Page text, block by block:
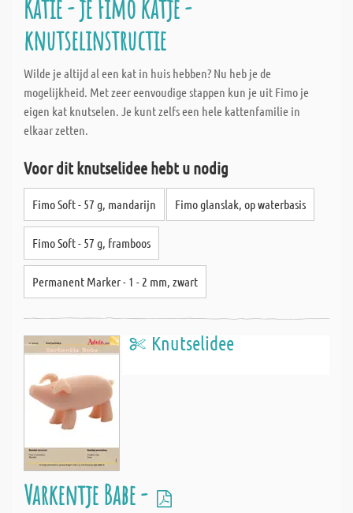
Katie - je Fimo katje -
knutselinstructie
Wilde je altijd al een kat in huis hebben? Nu heb je de
mogelijkheid. Met zeer eenvoudige stappen kun je uit Fimo je
eigen kat knutselen. Je kunt zelfs een hele kattenfamilie in
elkaar zetten.
Voor dit knutselidee hebt u nodig
Fimo Soft - 57 g, mandarijn Fimo glanslak, op waterbasis
Fimo Soft - 57 g, framboos
Permanent Marker - 1 - 2 mm, zwart
Knutselidee
Varkentje Babe -